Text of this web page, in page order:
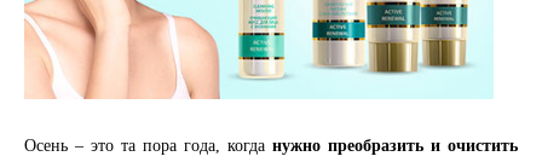
Осень – это та пора года, когда нужно преобразить и очистить